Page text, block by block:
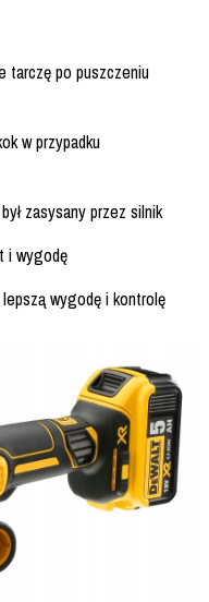
tarczę po puszczeniu
w przypadku
zasysany przez silnik
i wygodę
wygodę i kontrolę